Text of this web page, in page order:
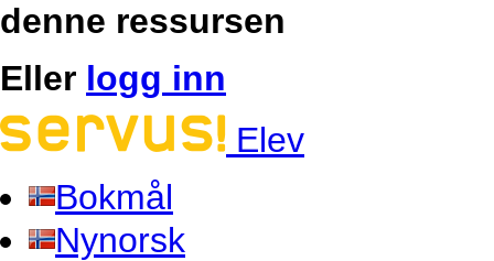
denne ressursen
Eller logg inn
Elev
Bokmål
Nynorsk